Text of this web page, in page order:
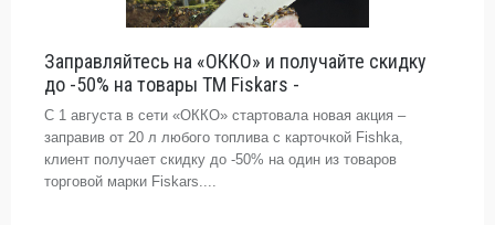
Заправляйтесь на «ОККО» и получайте скидку
до -50% на товары ТМ Fiskars -
С 1 августа в сети «ОККО» стартовала новая акция –
заправив от 20 л любого топлива с карточкой Fishka,
клиент получает скидку до -50% на один из товаров
торговой марки Fiskars....